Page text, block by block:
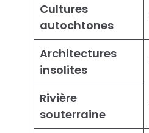
Cultures
autochtones
Architectures
insolites
Rivière
souterraine